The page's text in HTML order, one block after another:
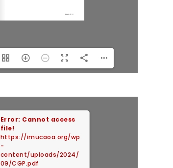
Error: Cannot access
file!
https://imucaoa.org/wp
-
content/uploads/2024/
09/CGP.pdf